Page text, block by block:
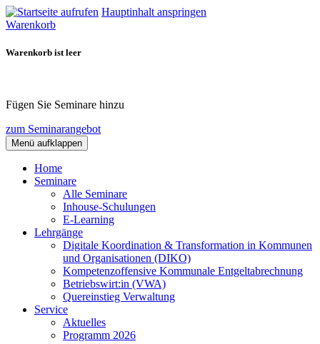
Hauptinhalt anspringen
Warenkorb
Warenkorb ist leer
Fügen Sie Seminare hinzu
zum Seminarangebot
Menü aufklappen
Home
Seminare
Alle Seminare
Inhouse-Schulungen
E-Learning
Lehrgänge
Digitale Koordination & Transformation in Kommunen
und Organisationen (DIKO)
Kompetenzoffensive Kommunale Entgeltabrechnung
Betriebswirt:in (VWA)
Quereinstieg Verwaltung
Service
Aktuelles
Programm 2026